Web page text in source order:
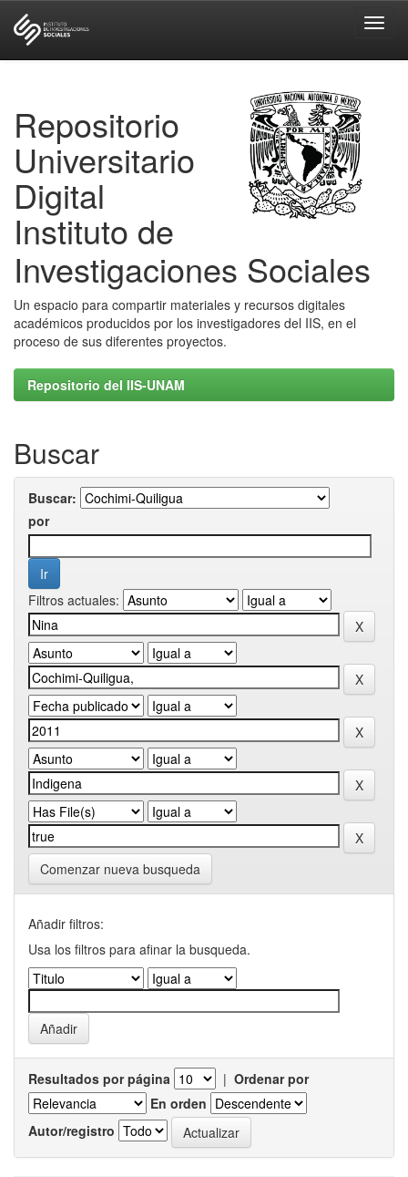
Repositorio
Universitario
Digital
Instituto de
Investigaciones Sociales
Un espacio para compartir materiales y recursos digitales
académicos producidos por los investigadores del IIS, en el
proceso de sus diferentes proyectos.
Repositorio del IIS-UNAM
Buscar
Buscar:
por
Filtros actuales:
Comenzar nueva busqueda
Añadir filtros:
Usa los filtros para afinar la busqueda.
Resultados por página | Ordenar por
En orden
Autor/registro